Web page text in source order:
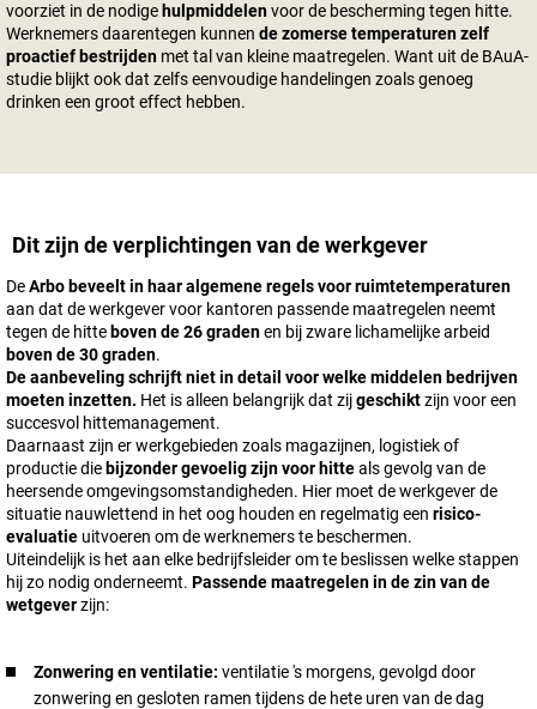
voorziet in de nodige hulpmiddelenvoor de bescherming tegen hitte.
Werknemers daarentegen kunnen de zomerse temperaturen zelf
proactief bestrijden met tal van kleine maatregelen. Want uit de BAuA-
studie blijkt ook dat zelfs eenvoudige handelingen zoals genoeg
drinken een groot effect hebben.
Dit zijn de verplichtingen van de werkgever
DeArbo beveelt in haar algemene regels voor ruimtetemperaturen
aan dat de werkgever voor kantoren passende maatregelen neemt
tegen de hitte boven de 26 gradenen bij zware lichamelijke arbeid
boven de 30 graden.
De aanbeveling schrijft niet in detail voor welke middelen bedrijven
moeten inzetten. Het is alleen belangrijk dat zijgeschiktzijn voor een
succesvol hittemanagement.
Daarnaast zijn er werkgebieden zoals magazijnen, logistiek of
productie die bijzonder gevoelig zijn voor hitteals gevolg van de
heersende omgevingsomstandigheden. Hier moet de werkgever de
situatie nauwlettend in het oog houden en regelmatig een risico-
evaluatie uitvoeren om de werknemers te beschermen.
Uiteindelijk is het aan elke bedrijfsleider om te beslissen welke stappen
hij zo nodig onderneemt. Passende maatregelen in de zin van de
wetgeverzijn:
Zonwering en ventilatie: ventilatie 's morgens, gevolgd door
zonwering en gesloten ramen tijdens de hete uren van de dag